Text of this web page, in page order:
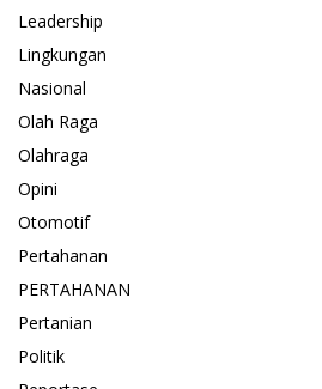
Leadership
Lingkungan
Nasional
Olah Raga
Olahraga
Opini
Otomotif
Pertahanan
PERTAHANAN
Pertanian
Politik